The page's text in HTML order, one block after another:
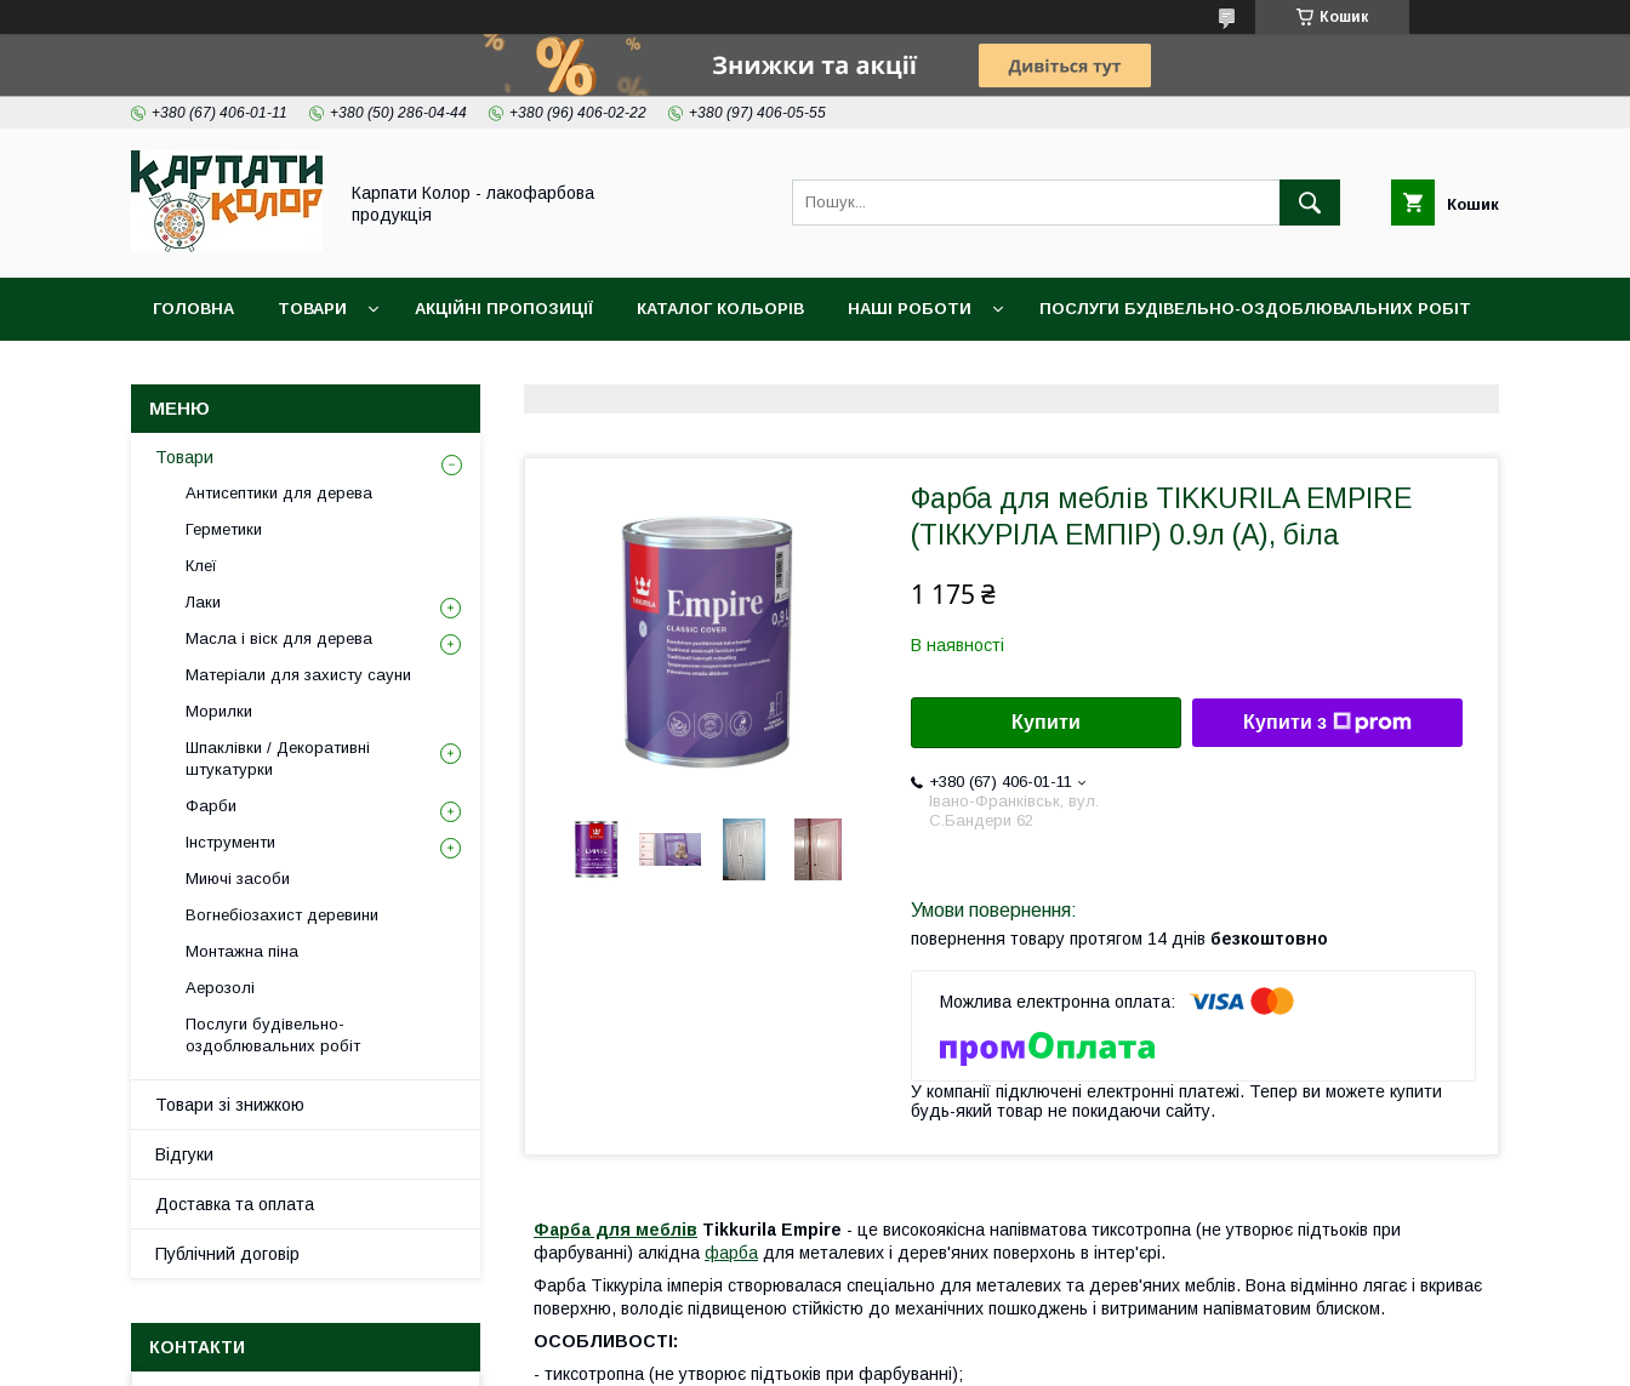
Кошик
+380 (67) 406-01-11 +380 (50) 286-04-44 +380 (96) 406-02-22 +380 (97) 406-05-55
Карпати Колор - лакофарбова
продукція
Кошик
ГОЛОВНА ТОВАРИ АКЦІЙНІ ПРОПОЗИЦІЇ КАТАЛОГ КОЛЬОРІВ НАШІ РОБОТИ ПОСЛУГИ БУДІВЕЛЬНО-ОЗДОБЛЮВАЛЬНИХ РОБІТ
Фарба для меблів TIKKURILA EMPIRE
(ТІККУРІЛА ЕМПІР) 0.9л (A), біла
1 175 ₴
В наявності
Купити Купити з
+380 (67) 406-01-11
Івано-Франківськ, вул.
С.Бандери 62
повернення товару протягом 14 днів безкоштовно
У компанії підключені електронні платежі. Тепер ви можете купити
будь-який товар не покидаючи сайту.
Фарба для меблів Tikkurila Empire - це високоякісна напівматова тиксотропна (не утворює підтьоків при
фарбуванні) алкідна фарба для металевих і дерев'яних поверхонь в інтер'єрі.
Фарба Тіккуріла імперія створювалася спеціально для металевих та дерев'яних меблів. Вона відмінно лягає і вкриває
поверхню, володіє підвищеною стійкістю до механічних пошкоджень і витриманим напівматовим блиском.
ОСОБЛИВОСТІ:
- тиксотропна (не утворює підтьоків при фарбуванні);
Товари
Антисептики для дерева
Герметики
Клеї
Лаки
Масла і віск для дерева
Матеріали для захисту сауни
Морилки
Шпаклівки / Декоративні
штукатурки
Фарби
Інструменти
Миючі засоби
Вогнебіозахист деревини
Монтажна піна
Аерозолі
Послуги будівельно-
оздоблювальних робіт
Товари зі знижкою
Відгуки
Доставка та оплата
Публічний договір
КОНТАКТИ